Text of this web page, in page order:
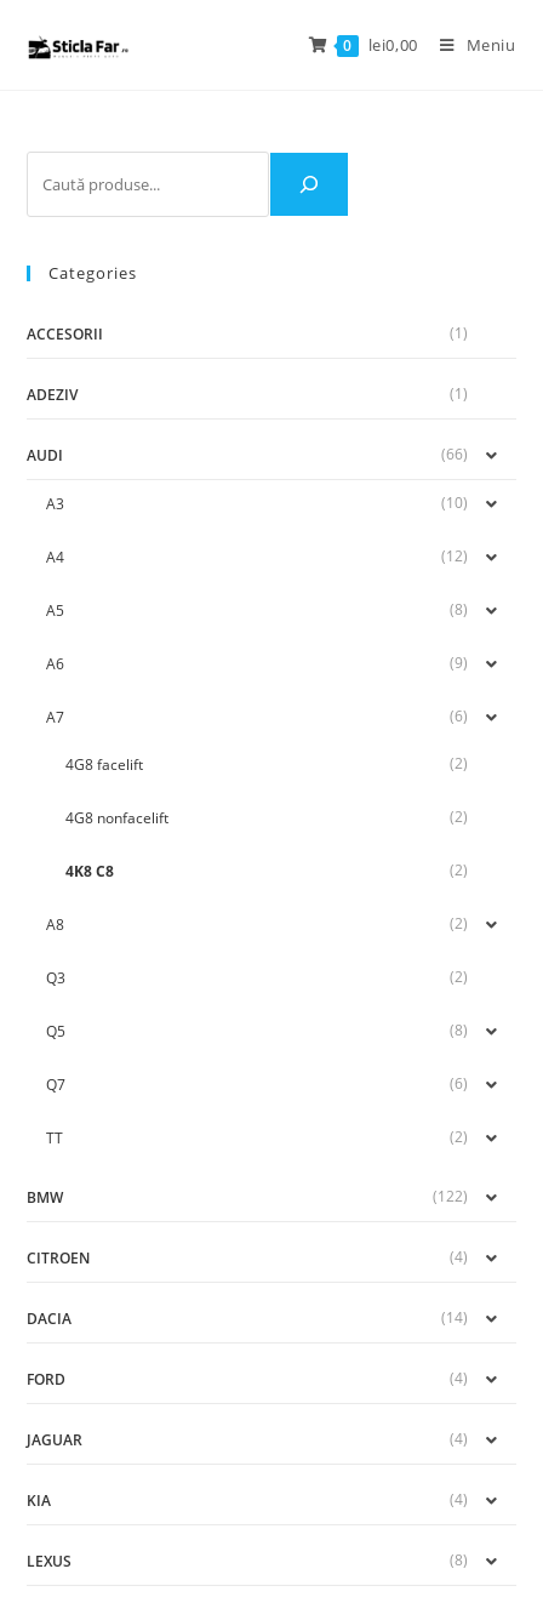
0 lei0,00 Meniu
Categories
ACCESORII (1)
ADEZIV (1)
AUDI (66)
A3 (10)
A4 (12)
A5 (8)
A6 (9)
A7 (6)
4G8 facelift (2)
4G8 nonfacelift (2)
4K8 C8 (2)
A8 (2)
Q3 (2)
Q5 (8)
Q7 (6)
TT (2)
BMW (122)
CITROEN (4)
DACIA (14)
FORD (4)
JAGUAR (4)
KIA (4)
LEXUS (8)